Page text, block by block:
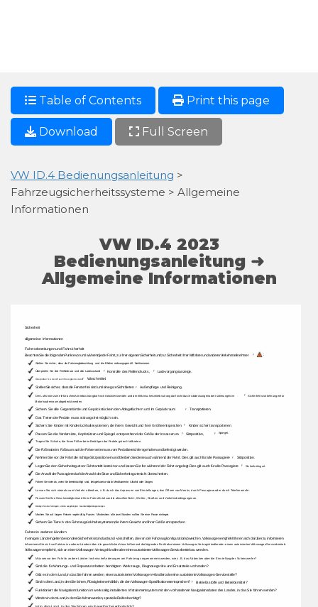
Table of Contents Print this page
Download Full Screen
VW ID.4 Bedienungsanleitung >
Fahrzeugsicherheitssysteme > Allgemeine
Informationen
VW ID.4 2023
Bedienungsanleitung ➜
Allgemeine Informationen
Betriebsstoffe und Betriebsmittel ?
ÿ
Überprüfen Sie den Reifendruck und den Ladezustand
Passen Sie die Vordersitze, Kopfstützen und Spiegel entsprechend der Größe der Insassen an
Sicherheit
Gibt es in dem Land, in das Sie fahren werden, einen autorisierten Volkswagen-Händler oder eine autorisierte Volkswagen-Servicestelle?
Sichern Sie Tiere in den Fahrzeugrückhaltesystemen, die ihrem Gewicht und ihrer Größe entsprechen.
Der Luftstrom zum elektrischen Antriebsstrang darf nicht blockiert werden und der elektrische Antriebsstrang darf nicht durch Abdeckungen oder Isolierungen im
Motorhaubenraum abgedeckt werden.
Ladevorgangsanzeige.
Sicherheitsgurt.
Legen Sie den Sicherheitsgurt vor Fahrtantritt korrekt an und lassen Sie ihn während der Fahrt angelegt. Dies gilt auch für alle Passagiere
Sichern Sie alle Gegenstände und Gepäckstücke in den Ablagefächern und im Gepäckraum
ÿ
ÿ
Volkswagen empfiehlt, sich an einen Volkswagen Vertragshändler oder einen autorisierten Volkswagen Servicebetrieb zu wenden.
Passen Sie Ihre Geschwindigkeit und Ihren Fahrstil stets an die aktuellen Sicht-, Wetter-, Straßen- und Verkehrsbedingungen an.
ÿ
ÿ
Tragen Sie Schuhe, die Ihren Füßen beim Betätigen der Pedale guten Halt bieten.
Überprüfen Sie den Waschflüssigkeitsstand
allgemeine Informationen
Sind in dem Land, in dem Sie fahren, Flüssigkeiten erhältlich, die den Volkswagen-Spezifikationen entsprechen?
Sicherheitsvorkehrungen für
Fahren in anderen Ländern
Die Anzahl der Passagiere darf die Anzahl der Sitze und Sicherheitsgurte nicht überschreiten.
ÿ
Sitzposition,
Das Treten der Pedale muss störungsfrei möglich sein.
:
Müssen vor der Fahrt in andere Länder technische Änderungen am Fahrzeug vorgenommen werden, wie z. B. das Abdecken oder die Einstellung der Scheinwerfer?
Außenpflege und Reinigung.
Die Fußmatte im Fußraum auf der Fahrerseite muss vom Pedalbereich ferngehalten und befestigt werden.
Stellen Sie sicher, dass die Fenster frei sind und eine gute Sicht bieten
Fahrvorbereitungen und Fahrsicherheit
ÿ
Sitzposition.
Funktioniert die Navigationsfunktion im werkseitig installierten Infotainmentsystem mit den vorhandenen Navigationsdaten des Landes, in das Sie fahren werden?
ÿ
Fahren Sie niemals, wenn Sie beeinträchtigt sind, beispielsweise durch Medikamente, Alkohol oder Drogen.
In einigen Ländern gelten besondere Sicherheitsstandards und -vorschriften, die von der Fahrzeugkonfiguration abweichen. Volkswagen empfiehlt Ihnen, sich darüber zu informieren
Spiegel.
Sichern Sie Kinder mit Kinderrückhaltesystemen, die ihrem Gewicht und ihrer Größe entsprechen
Stellen Sie sicher, dass die Fahrzeugbeleuchtung und die Blinker ordnungsgemäß funktionieren.
Sind die für Wartungs- und Reparaturarbeiten benötigten Werkzeuge, Diagnosegeräte und Ersatzteile vorhanden?
ÿ
Machen Sie auf langen Reisen regelmäßig Pausen. Mindestens alle zwei Stunden sollten Sie eine Pause einlegen.
Kontrolle des Reifendrucks,
ÿ
Nehmen Sie vor der Fahrt die richtige Sitzposition ein und bleiben Sie diese auch während der Fahrt. Dies gilt auch für alle Passagiere
Transportieren.
Beachten Sie die folgenden Punkte vor und während jeder Fahrt, zu Ihrer eigenen Sicherheit und zur Sicherheit Ihrer Mitfahrer und anderer Verkehrsteilnehmer
Werden in dem Land, in dem Sie fahren werden, spezielle Reifen benötigt?
Kinder sicher transportieren.
Lassen Sie sich niemals vom Verkehr ablenken, z. B. durch das Anpassen von Einstellungen, das Öffnen von Menüs, durch Passagiere oder durch Telefonanrufe.
Waschmittel.
Informieren Sie sich vor Fahrten in anderen Ländern über die gesetzlichen Vorschriften und die folgenden Punkte bei einem Volkswagen Vertragshändler oder einem autorisierten Volkswagen Servicebetrieb.